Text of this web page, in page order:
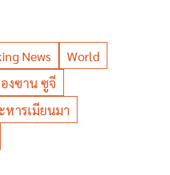
News
World
งซาน ซูจี
หารเมียนมา